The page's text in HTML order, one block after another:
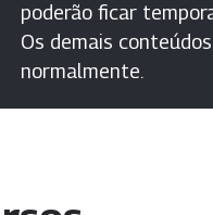
poderão ficar
Os demais
normalmente.